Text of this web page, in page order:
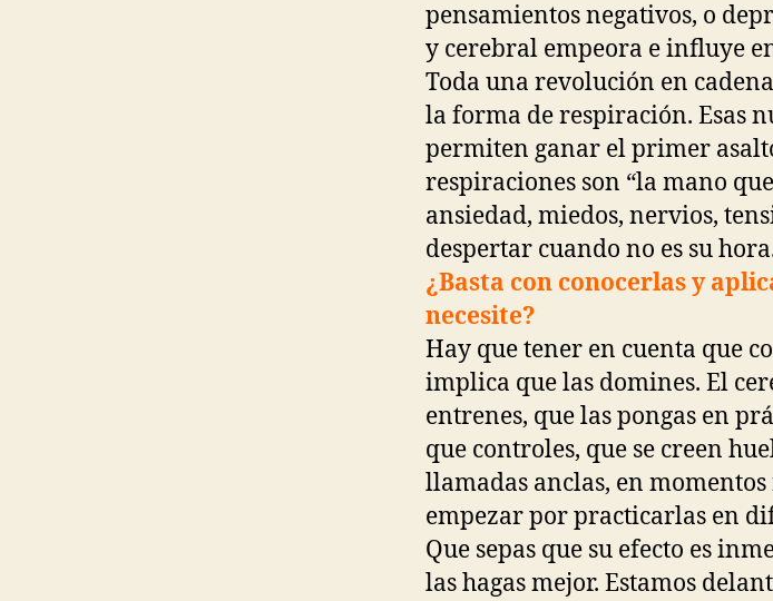
pensamientos negativos, o
y cerebral empeora e influye
Toda una revolución en
la forma de respiración. Esas
permiten ganar el primer
respiraciones son “la mano
ansiedad, miedos, nervios,
despertar cuando no es su
¿Basta con conocerlas y
necesite?
Hay que tener en cuenta que
implica que las domines. El
entrenes, que las pongas en
que controles, que se creen
llamadas anclas, en
empezar por practicarlas en
Que sepas que su efecto es
las hagas mejor. Estamos